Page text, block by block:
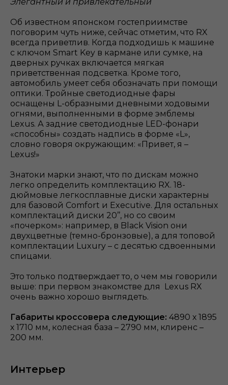
Элегантный и привлекательный
Об известном японском гостеприимстве
поговорим чуть ниже, сейчас отметим, что RX
всегда приветлив. Когда подходишь к машине
с ключом Smart Key в кармане или сумке, на
дверных ручках включается мягкая
приветственная подсветка. Кроме того,
автомобиль умеет себя обозначать при помощи
оптики. Тройные светодиодные фары
оснащены L-образными дневными ходовыми
огнями, выполненными в форме эмблемы
Lexus. А задние светодиодные LED-фонари
«способны» создать надпись в форме «L»,
словно говоря окружающим: «Привет, я –
Lexus!»
Знатоки марки знают, что по дискам можно
легко определить комплектацию RX. 18-
дюймовые легкосплавные диски характерны
для базовой Comfort и Executive. Для остальных
комплектаций диски 20’’, но со своим
«почерком»: например, в Black Vision они
двухцветные (темно-бронзовые), а для топовой
комплектации Luxury – с десятью сдвоенными
спицами.
Это только подтверждает то, о чем мы говорили
выше: при первом знакомстве для Lexus RX
очень важно хорошо выглядеть.
Габариты кроссовера следующие: 4890 х 1895
х 1710 мм, колесная база – 2790 мм, клиренс –
200 мм.
Интерьер